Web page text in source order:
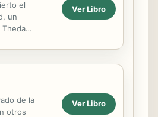
el
un
Ver Libro
de la
otros
Ver Libro